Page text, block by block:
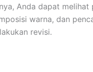
Anda dapat melihat
warna, dan
revisi.